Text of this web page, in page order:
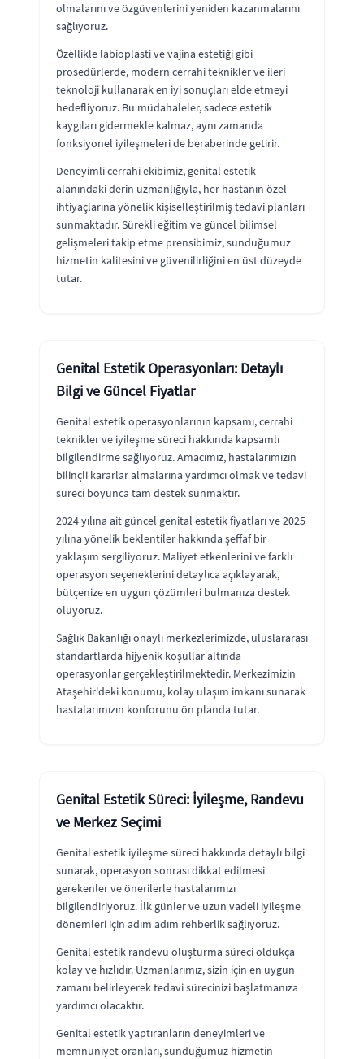
olmalarını ve özgüvenlerini yeniden kazanmalarını
sağlıyoruz.
Özellikle labioplasti ve vajina estetiği gibi
prosedürlerde, modern cerrahi teknikler ve ileri
teknoloji kullanarak en iyi sonuçları elde etmeyi
hedefliyoruz. Bu müdahaleler, sadece estetik
kaygıları gidermekle kalmaz, aynı zamanda
fonksiyonel iyileşmeleri de beraberinde getirir.
Deneyimli cerrahi ekibimiz, genital estetik
alanındaki derin uzmanlığıyla, her hastanın özel
ihtiyaçlarına yönelik kişiselleştirilmiş tedavi planları
sunmaktadır. Sürekli eğitim ve güncel bilimsel
gelişmeleri takip etme prensibimiz, sunduğumuz
hizmetin kalitesini ve güvenilirliğini en üst düzeyde
tutar.
Genital Estetik Operasyonları: Detaylı
Bilgi ve Güncel Fiyatlar
Genital estetik operasyonlarının kapsamı, cerrahi
teknikler ve iyileşme süreci hakkında kapsamlı
bilgilendirme sağlıyoruz. Amacımız, hastalarımızın
bilinçli kararlar almalarına yardımcı olmak ve tedavi
süreci boyunca tam destek sunmaktır.
2024 yılına ait güncel genital estetik fiyatları ve 2025
yılına yönelik beklentiler hakkında şeffaf bir
yaklaşım sergiliyoruz. Maliyet etkenlerini ve farklı
operasyon seçeneklerini detaylıca açıklayarak,
bütçenize en uygun çözümleri bulmanıza destek
oluyoruz.
Sağlık Bakanlığı onaylı merkezlerimizde, uluslararası
standartlarda hijyenik koşullar altında
operasyonlar gerçekleştirilmektedir. Merkezimizin
Ataşehir'deki konumu, kolay ulaşım imkanı sunarak
hastalarımızın konforunu ön planda tutar.
Genital Estetik Süreci: İyileşme, Randevu
ve Merkez Seçimi
Genital estetik iyileşme süreci hakkında detaylı bilgi
sunarak, operasyon sonrası dikkat edilmesi
gerekenler ve önerilerle hastalarımızı
bilgilendiriyoruz. İlk günler ve uzun vadeli iyileşme
dönemleri için adım adım rehberlik sağlıyoruz.
Genital estetik randevu oluşturma süreci oldukça
kolay ve hızlıdır. Uzmanlarımız, sizin için en uygun
zamanı belirleyerek tedavi sürecinizi başlatmanıza
yardımcı olacaktır.
Genital estetik yaptıranların deneyimleri ve
memnuniyet oranları, sunduğumuz hizmetin